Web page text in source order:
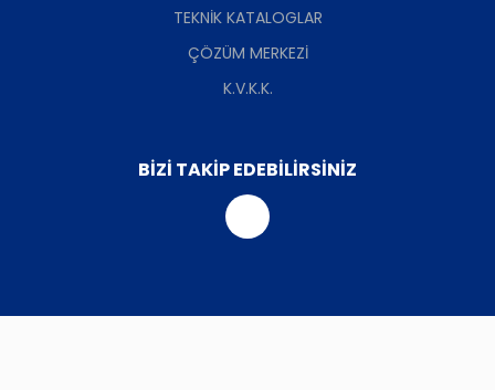
TEKNİK KATALOGLAR
ÇÖZÜM MERKEZİ
K.V.K.K.
BİZİ TAKİP EDEBİLİRSİNİZ